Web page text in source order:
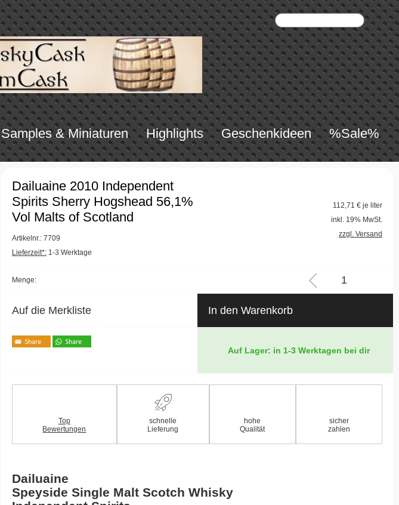
Samples & Miniaturen Highlights Geschenkideen %Sale%
Dailuaine 2010 Independent
Spirits Sherry Hogshead 56,1%
Vol Malts of Scotland
Artikelnr.: 7709
Lieferzeit*: 1-3 Werktage
112,71 € je liter
inkl. 19% MwSt.
zzgl. Versand
Menge:
Auf die Merkliste In den Warenkorb
Auf Lager: in 1-3 Werktagen bei dir
Top
Bewertungen
schnelle
Lieferung
hohe
Qualität
sicher
zahlen
Dailuaine
Speyside Single Malt Scotch Whisky